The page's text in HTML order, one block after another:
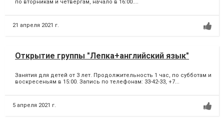
по вторникам и четвергам, начало в 16:00....
21 апреля 2021 г.
Открытие группы "Лепка+английский язык"
Занятия для детей от 3 лет. Продолжительность 1 час, по субботам и
воскресеньям в 15:00. Запись по телефонам: 33-42-33, +7...
5 апреля 2021 г.